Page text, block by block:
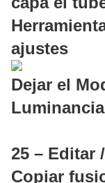
ajustes
Dejar el
25 – Editar
Copiar